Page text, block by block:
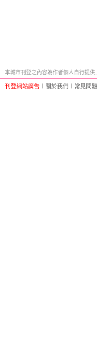
本城市刊登之內容為作者個人自行提供
刊登網站廣告 關於我們 常見問題